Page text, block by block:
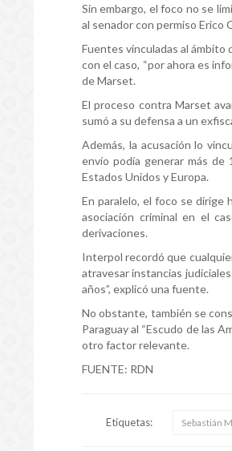
Sin embargo, el foco no se
al senador con permiso Erico
Fuentes vinculadas al ámbito
con el caso, “por ahora es
de Marset.
El proceso contra Marset
sumó a su defensa a un
Además, la acusación lo
envío podía generar más de
Estados Unidos y Europa.
En paralelo, el foco se dirige
asociación criminal en el
derivaciones.
Interpol recordó que
atravesar instancias
años”, explicó una fuente.
No obstante, también se
Paraguay al “Escudo de las
otro factor relevante.
FUENTE: RDN
Etiquetas: Sebastián